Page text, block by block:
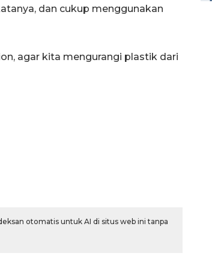
dan cukup menggunakan
agar kita mengurangi plastik dari
otomatis untuk AI di situs web ini tanpa